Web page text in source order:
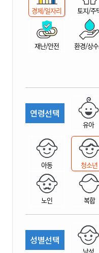
경제/일자리 토지/주
재난/안전 환경/상
연령선택
유아
아동 청소년
노인 복합
성별선택